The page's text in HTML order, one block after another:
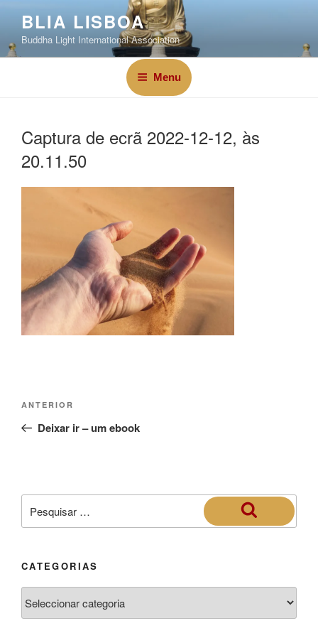
BLIA LISBOA
Buddha Light International Association
Menu
Captura de ecrã 2022-12-12, às
20.11.50
ANTERIOR
Deixar ir – um ebook
CATEGORIAS